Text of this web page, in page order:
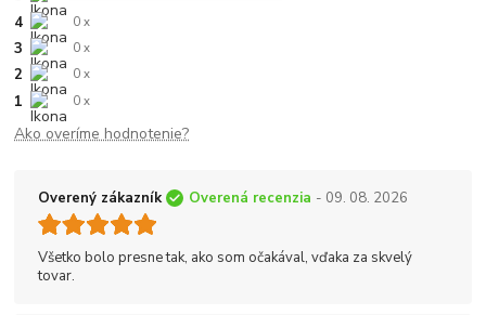
4 0 x
3 0 x
2 0 x
1 0 x
Ako overíme hodnotenie?
Overený zákazník Overená recenzia - 09. 08. 2026
Všetko bolo presne tak, ako som očakával, vďaka za skvelý
tovar.